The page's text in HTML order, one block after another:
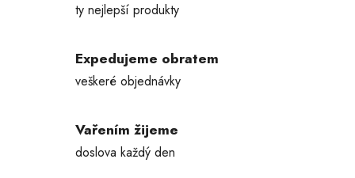
ty nejlepší produkty
Expedujeme obratem
veškeré objednávky
Vařením žijeme
doslova každý den